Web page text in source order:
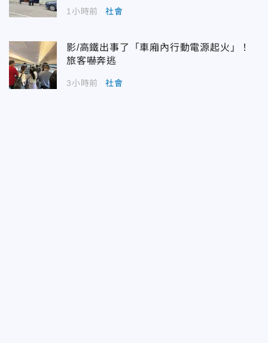
1小時前 社會
影/高鐵出事了「車廂內行動電源起火」！
旅客嚇奔逃
3小時前 社會